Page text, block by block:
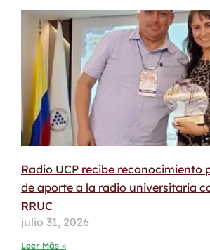
Radio UCP recibe reconocimiento
de aporte a la radio universitaria
RRUC
julio 31, 2026
Leer Más »